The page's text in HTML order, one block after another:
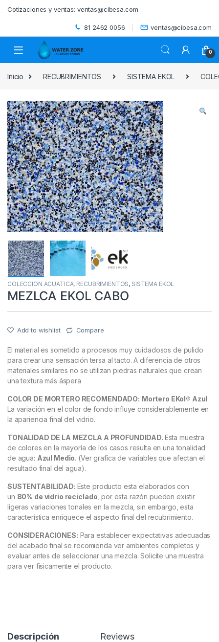
Cotizaciones y ventas: ventas@cibesa.com
81 2462 0056 ventas@cibesa.com
0
Inicio RECUBRIMIENTOS SISTEMA EKOL
COLECCION ACUATICA, RECUBRIMIENTOS, SISTEMA EKOL
MEZLCA EKOL CABO
Add to wishlist Compare
El material es sometido a procesos muy cuidadosos de pulido
para crear una sensación tersa al tacto. A diferencia de otros
materiales similares no se utilizan piedras naturales que crean
una textura más áspera
COLOR DE MORTERO RECOMENDADO: Mortero EKol® Azul
La variación en el color de fondo influye considerablemente en
la apariencia final del vidrio.
TONALIDAD DE LA MEZCLA A PROFUNDIDAD. Esta muestra
de colores en la mayoría de los casos resulta en una tonalidad
de agua: Azul Medio. (Ver grafica de variables que afectan el
resultado final del agua).
SUSTENTABILIDAD: Este producto esta elaborados con
un 80% de vidrio reciclado , por esta razón pueden existir
ligeras variaciones tonales en la mezcla, sin embargo, esta
característica enriquece el aspecto final del recubrimiento.
CONSIDERACIONES: Para establecer expectativas adecuadas
del acabado final se recomienda ver ambientes completos y
evaluar antes de seleccionar una mezcla. Solicite una muestra
para ver físicamente el producto.
Descripción Reviews